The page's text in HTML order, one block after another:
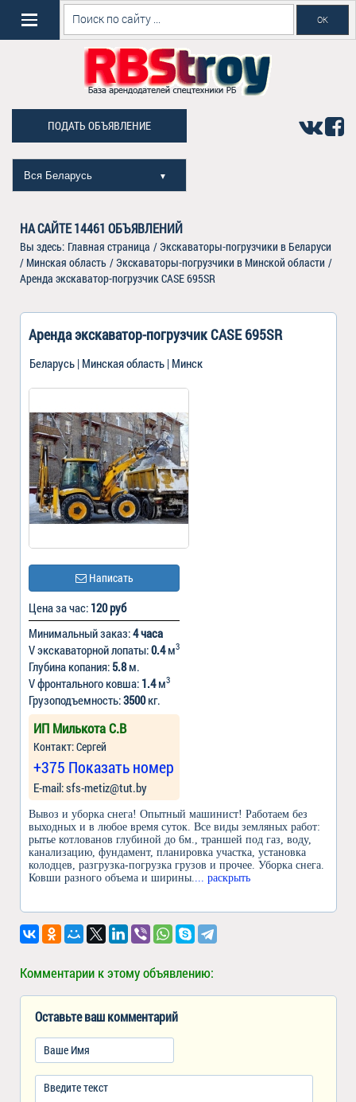
ПОДАТЬ ОБЪЯВЛЕНИЕ
Вся Беларусь ▼
НА САЙТЕ14461 ОБЪЯВЛЕНИЙ
Вы здесь: Главная страница / Экскаваторы-погрузчики в Беларуси
/ Минская область / Экскаваторы-погрузчики в Минской области /
Аренда экскаватор-погрузчик CASE 695SR
Аренда экскаватор-погрузчик CASE 695SR
Беларусь | Минская область | Минск
Написать
Цена за час: 120 руб
Минимальный заказ:4 часа
V экскаваторной лопаты:0.4м3
Глубина копания: 5.8м.
V фронтального ковша: 1.4м3
Грузоподъемность:3500кг.
ИП Милькота C.В
Контакт: Сергей
+375 Показать номер
Е-mail: sfs-metiz@tut.by
Вывоз и уборка снега! Опытный машинист! Работаем без
выходных и в любое время суток. Все виды земляных работ:
рытье котлованов глубиной до 6м., траншей под газ, воду,
канализацию, фундамент, планировка участка, установка
колодцев, разгрузка-погрузка грузов и прочее. Уборка снега.
Ковши разного объема и ширины.... раскрыть
Комментарии к этому объявлению:
Оставьте ваш комментарий